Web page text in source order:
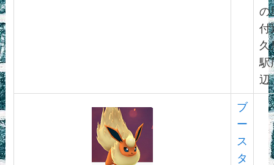
の
付
久
駅
辺
ブ
ー
ス
タ